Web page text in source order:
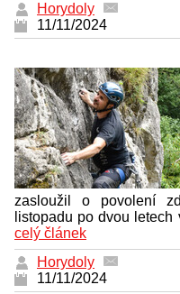
Horydoly
11/11/2024
zasloužil o povolení
listopadu po dvou
celý článek
Horydoly
11/11/2024